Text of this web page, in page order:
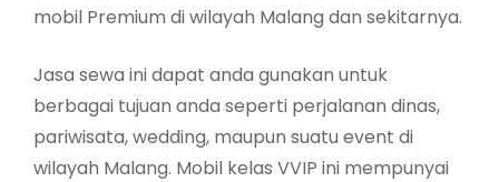
mobil Premium di wilayah Malang dan sekitarnya.
Jasa sewa ini dapat anda gunakan untuk
berbagai tujuan anda seperti perjalanan dinas,
pariwisata, wedding, maupun suatu event di
wilayah Malang. Mobil kelas VVIP ini mempunyai